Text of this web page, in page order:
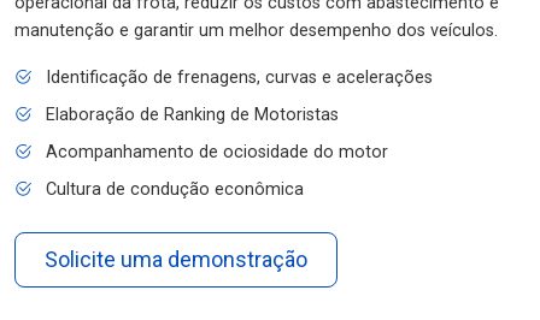
manutenção e garantir um melhor desempenho dos veículos.
Identificação de frenagens, curvas e acelerações
Elaboração de Ranking de Motoristas
Acompanhamento de ociosidade do motor
Cultura de condução econômica
Solicite uma demonstração